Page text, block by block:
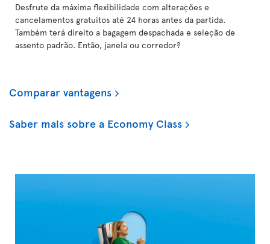
Desfrute da máxima flexibilidade com alterações e
cancelamentos gratuitos até 24 horas antes da partida.
Também terá direito a bagagem despachada e seleção de
assento padrão. Então, janela ou corredor?
Comparar vantagens
Saber mais sobre a Economy Class